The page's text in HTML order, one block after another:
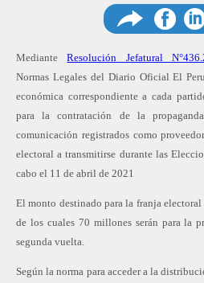
Facebook
en
MedianteResolución Jefatural
Normas Legales del Diario Oficial El
económica correspondiente a cada
para la contratación de la
comunicación registrados como
electoral a transmitirse durante las
cabo el 11 de abril de 2021
El monto destinado para la franja electoral
de los cuales 70 millones serán para la
segunda vuelta.
Según la norma para acceder a la